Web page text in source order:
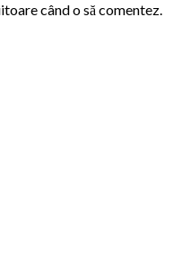
când o să comentez.